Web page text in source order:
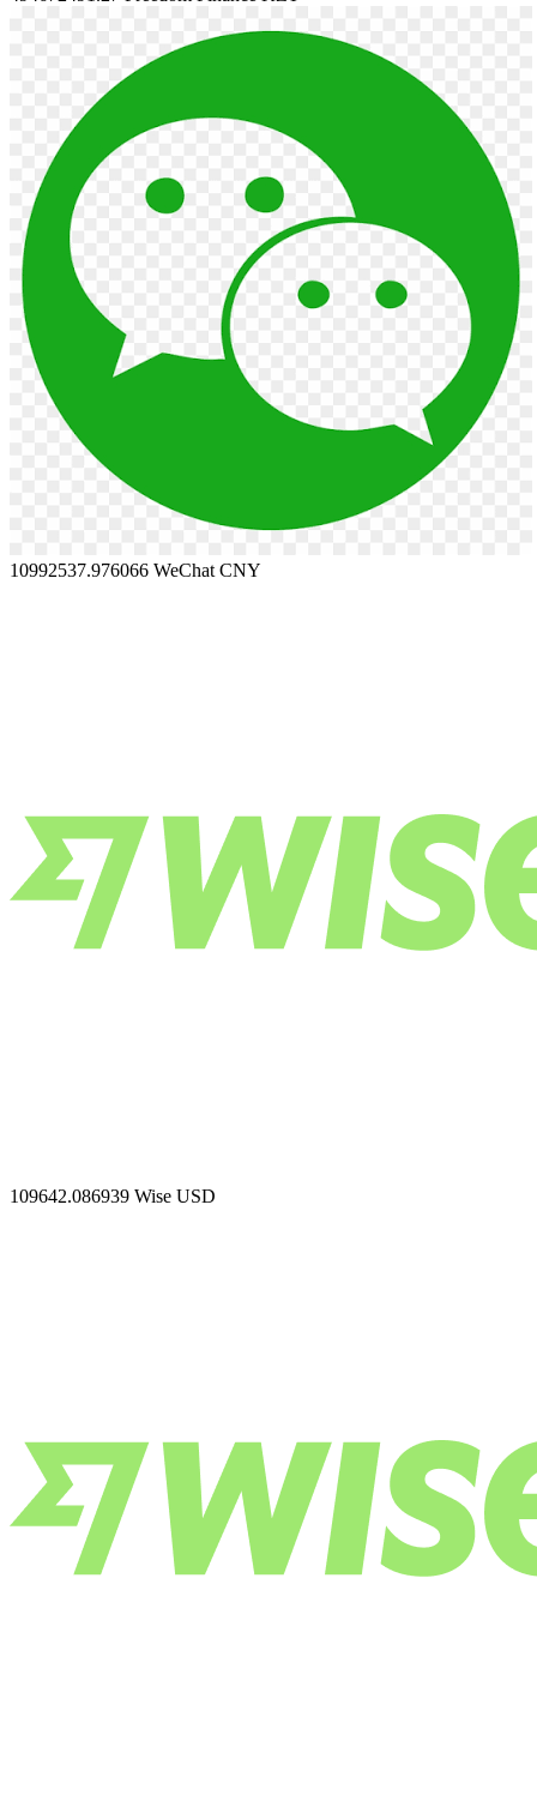
10992537.976066 WeChat CNY
109642.086939 Wise USD